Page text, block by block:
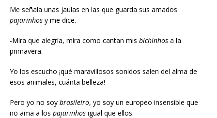
Me señala unas jaulas en las que guarda sus amados
pajarinhos y me dice.
-Mira que alegría, mira como cantan mis bichinhos a la
primavera.-
Yo los escucho ¡qué maravillosos sonidos salen del alma de
esos animales, cuánta belleza!
Pero yo no soy brasileiro, yo soy un europeo insensible que
no ama a los pajarinhos igual que ellos.